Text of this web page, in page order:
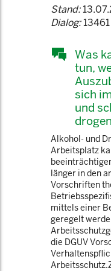
Stand:
Dialog:13461
Was
tun,
sich
und
Alkohol- und
Arbeitsplatz
länger in den
Vorschriften
mittels einer
geregelt
die DGUV